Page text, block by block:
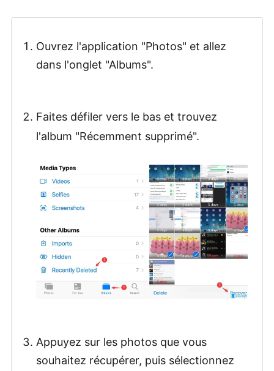
Ouvrez l'application "Photos" et allez
dans l'onglet "Albums".
Faites défiler vers le bas et trouvez
l'album "Récemment supprimé".
Appuyez sur les photos que vous
souhaitez récupérer, puis sélectionnez